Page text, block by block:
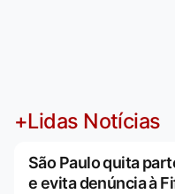
+Lidas Notícias
São Paulo quita
e evita denúncia à